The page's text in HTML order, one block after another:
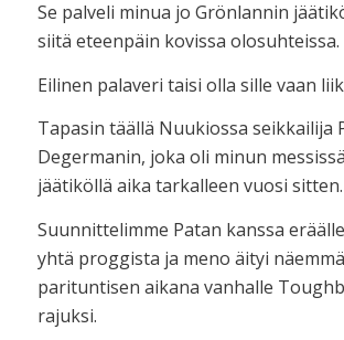
Se palveli minua jo Grönlannin
siitä eteenpäin kovissa olosuhteissa.
Eilinen palaveri taisi olla sille vaan
Tapasin täällä Nuukiossa seikkailija
Degermanin, joka oli minun
jäätiköllä aika tarkalleen vuosi sitten.
Suunnittelimme Patan kanssa
yhtä proggista ja meno äityi
parituntisen aikana vanhalle
rajuksi.